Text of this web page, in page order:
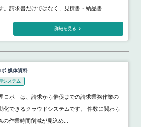
。請求書だけではなく、見積書・納品書...
詳細を見る
ボ 媒体資料
システム
ロボ」は、請求から催促までの請求業務作業の
化できるクラウドシステムです。 件数に関わら
の作業時間削減が見込め...